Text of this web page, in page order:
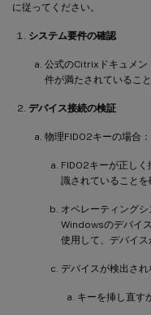
に従ってください。
システム要件の確認
公式のCitrixドキュメン
件が満たされているこ
デバイス接続の検証
物理FIDO2キーの場合：
FIDO2キーが正し
識されていることを
オペレーティング
Windowsのデバイ
使用して、デバイス
デバイスが検出され
キーを挿し直す